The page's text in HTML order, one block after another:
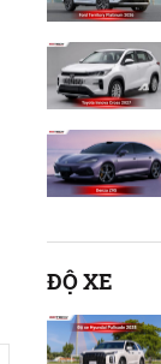
ĐỘ XE